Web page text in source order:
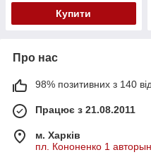
Купити
Про нас
98% позитивних з 140
Працює з 21.08.2011
м. Харків
пл. Кононенко 1